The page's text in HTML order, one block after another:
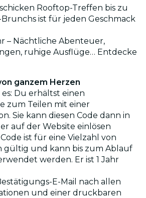
Rooftop-Treffen bis zu
ist für jeden Geschmack
– Nächtliche Abenteuer,
ruhige Ausflüge… Entdecke
ganzem Herzen
Du erhältst einen
zum Teilen mit einer
Sie kann diesen Code dann in
auf der Website einlösen
ist für eine Vielzahl von
gültig und kann bis zum Ablauf
werden. Er ist 1 Jahr
E-Mail nach allen
und einer druckbaren